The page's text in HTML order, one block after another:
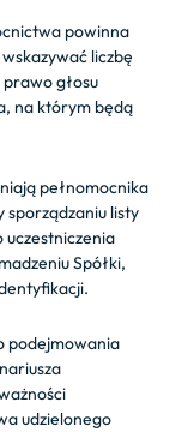
powinna
liczbę
głosu
na którym będą
pełnomocnika
sporządzaniu listy
uczestniczenia
Spółki,
podejmowania
udzielonego